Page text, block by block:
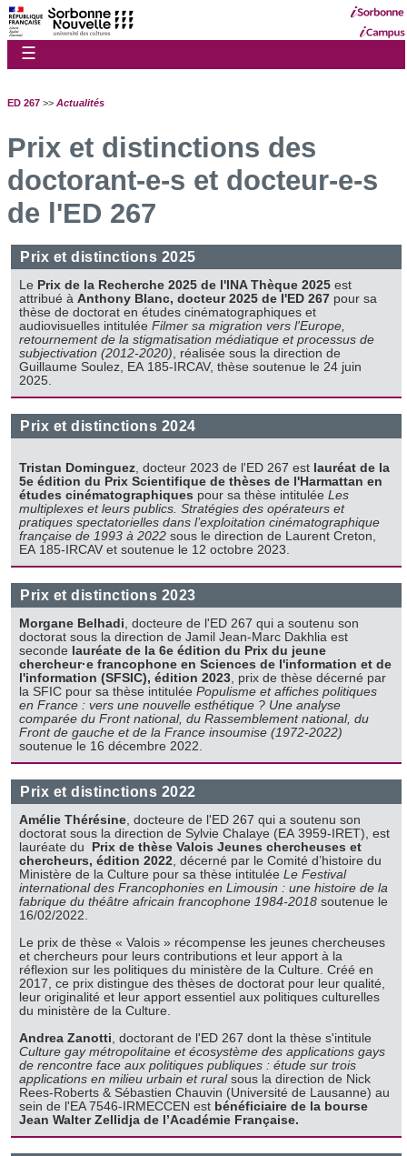
☰
ED 267 >> Actualités
Prix et distinctions des
doctorant-e-s et docteur-e-s
de l'ED 267
Prix et distinctions 2025
Le Prix de la Recherche 2025 de l'INA Thèque 2025 est
attribué àAnthony Blanc, docteur 2025 de l'ED 267 pour sa
thèse de doctorat en études cinématographiques et
audiovisuelles intituléeFilmer sa migration vers l'Europe,
retournement de la stigmatisation médiatique et processus de
subjectivation (2012-2020), réalisée sous la direction de
Guillaume Soulez, EA 185-IRCAV, thèse soutenue le 24 juin
2025.
Prix et distinctions 2024
Tristan Dominguez, docteur 2023 de l'ED 267 est lauréat de la
5e édition du Prix Scientifique de thèses de l'Harmattan en
études cinématographiques pour sa thèse intituléeLes
multiplexes et leurs publics. Stratégies des opérateurs et
pratiques spectatorielles dans l’exploitation cinématographique
française de 1993 à 2022 sous le direction de Laurent Creton,
EA 185-IRCAV et soutenue le 12 octobre 2023.
Prix et distinctions 2023
Morgane Belhadi, docteure de l'ED 267 qui a soutenu son
doctorat sous la direction de Jamil Jean-Marc Dakhlia est
seconde lauréate de la 6e édition du Prix du jeune
chercheur·e francophone en Sciences de l'information et de
l'information (SFSIC), édition 2023, prix de thèse décerné par
la SFIC pour sa thèse intituléePopulisme et affiches politiques
en France : vers une nouvelle esthétique ? Une analyse
comparée du Front national, du Rassemblement national, du
Front de gauche et de la France insoumise (1972-2022)
soutenue le 16 décembre 2022.
Prix et distinctions 2022
Amélie Thérésine, docteure de l'ED 267 qui a soutenu son
doctorat sous la direction de Sylvie Chalaye (EA 3959-IRET), est
lauréate du
Prix de thèse Valois Jeunes chercheuses et
chercheurs, édition 2022, décerné par le Comité d’histoire du
Ministère de la Culture pour sa thèse intituléeLe Festival
international des Francophonies en Limousin : une histoire de la
fabrique du théâtre africain francophone 1984-2018 soutenue le
16/02/2022.
Le prix de thèse « Valois » récompense les jeunes chercheuses
et chercheurs pour leurs contributions et leur apport à la
réflexion sur les politiques du ministère de la Culture. Créé en
2017, ce prix distingue des thèses de doctorat pour leur qualité,
leur originalité et leur apport essentiel aux politiques culturelles
du ministère de la Culture.
Andrea Zanotti, doctorant de l'ED 267 dont la thèse s'intitule
Culture gay métropolitaine et écosystème des applications gays
de rencontre face aux politiques publiques : étude sur trois
applications en milieu urbain et ruralsous la direction de Nick
Rees-Roberts & Sébastien Chauvin (Université de Lausanne) au
sein de l'EA 7546-IRMECCEN est bénéficiaire de la bourse
Jean Walter Zellidja de l’Académie Française.